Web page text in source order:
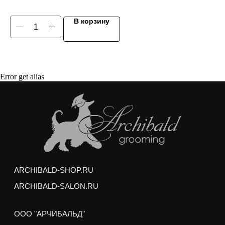
В корзину
Error get alias
Мытье профессиональной косметикой
Подрезание когтей
Гигиеническая обработка ушей и глаз
Любая стрижка по вашему желанию
Академии Груминга Арчибальд, и может занять на
РЕЗУЛЬТАТ НЕ БУДЕТ ОТЛИЧАТЬСЯ
бесплатный грумингдля вашего питомца
Услуги можно получить в любом зоосалоне
Арчибальд по адресам:
м. Аэропорт,ул. Усиевича 17